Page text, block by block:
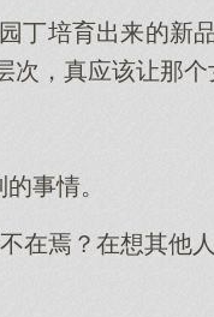
丁培育出来的新
，真应该让那个
事情。
在焉？在想其他